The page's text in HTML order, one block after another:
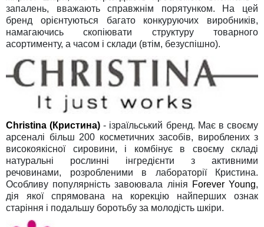
запалень, вважають справжнім порятунком. На цей
бренд орієнтуються багато конкуруючих виробників,
намагаючись скопіювати структуру товарного
асортименту, а часом і склади (втім, безуспішно).
Christina (Кристина) - ізраїльський бренд. Має в своєму
арсеналі більш 200 косметичних засобів, вироблених з
високоякісної сировини, і комбінує в своєму складі
натуральні рослинні інгредієнти з активними
речовинами, розробленими в лабораторії Кристина.
Особливу популярність завоювала лінія Forever Young,
дія якої спрямована на корекцію найперших ознак
старіння і подальшу боротьбу за молодість шкіри.